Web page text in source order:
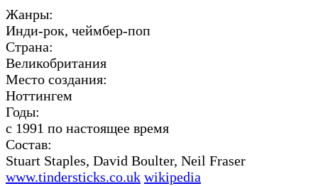
Жанры:
Инди-рок, чеймбер-поп
Страна:
Великобритания
Место создания:
Ноттингем
Годы:
с 1991 по настоящее время
Состав:
Stuart Staples, David Boulter, Neil Fraser
www.tindersticks.co.uk wikipedia